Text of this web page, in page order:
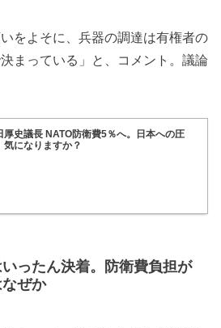
をよそに、兵器の調達は有権者の
まっている」と、コメント。議論
厚史議長 NATO防衛費5％へ。日本への圧
気になりますか？
いったん決着。防衛費負担が
ぜか